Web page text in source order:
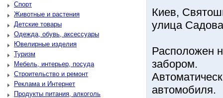
Спорт
Животные и растения
Детские товары
Одежда, обувь, аксессуары
Ювелирные изделия
Туризм
Мебель, интерьер, посуда
Строительство и ремонт
Реклама и Интернет
Продукты питания, алкоголь
Киев,
улица
Расположен
забором.
автомобиля.